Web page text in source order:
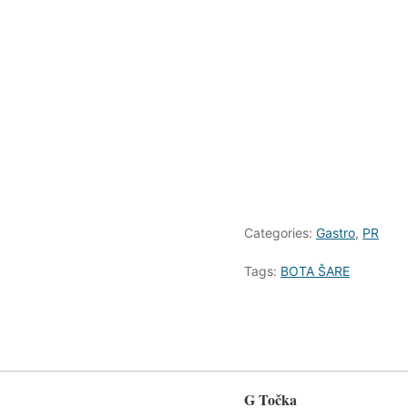
Categories: Gastro, PR
Tags: BOTA ŠARE
G Točka